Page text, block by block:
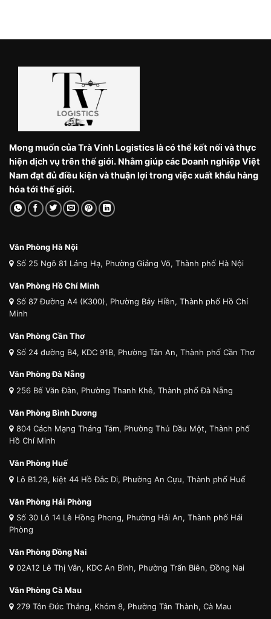
Mong muốn của Trà Vinh Logistics là có thể kết nối và thực
hiện dịch vụ trên thế giới. Nhằm giúp các Doanh nghiệp Việt
Nam đạt đủ điều kiện và thuận lợi trong việc xuất khẩu hàng
hóa tới thế giới.
Văn Phòng Hà Nội
Số 25 Ngõ 81 Láng Hạ, Phường Giảng Võ, Thành phố Hà Nội
Văn Phòng Hồ Chí Minh
Số 87 Đường A4 (K300), Phường Bảy Hiền, Thành phố Hồ Chí
Minh
Văn Phòng Cần Thơ
Số 24 đường B4, KDC 91B, Phường Tân An, Thành phố Cần Thơ
Văn Phòng Đà Nẵng
256 Bế Văn Đàn, Phường Thanh Khê, Thành phố Đà Nẵng
Văn Phòng Bình Dương
804 Cách Mạng Tháng Tám, Phường Thủ Dầu Một, Thành phố
Hồ Chí Minh
Văn Phòng Huế
Lô B1.29, kiệt 44 Hồ Đắc Di, Phường An Cựu, Thành phố Huế
Văn Phòng Hải Phòng
Số 30 Lô 14 Lê Hồng Phong, Phường Hải An, Thành phố Hải
Phòng
Văn Phòng Đồng Nai
02A12 Lê Thị Vân, KDC An Bình, Phường Trấn Biên, Đồng Nai
Văn Phòng Cà Mau
279 Tôn Đức Thắng, Khóm 8, Phường Tân Thành, Cà Mau